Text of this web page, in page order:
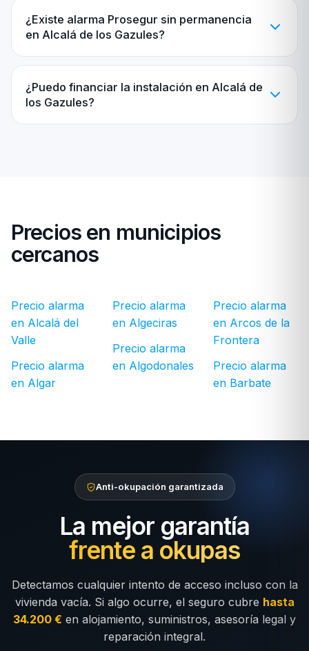
¿Existe alarma Prosegur sin permanencia
en Alcalá de los Gazules?
¿Puedo financiar la instalación en Alcalá de
los Gazules?
Precios en municipios
cercanos
Precio alarma
en Alcalá del
Valle
Precio alarma
en Algar
Precio alarma
en Algeciras
Precio alarma
en Algodonales
Precio alarma
en Arcos de la
Frontera
Precio alarma
en Barbate
Anti-okupación garantizada
La mejor garantía
frente a okupas
Detectamos cualquier intento de acceso incluso con la
vivienda vacía. Si algo ocurre, el seguro cubre hasta
34.200 € en alojamiento, suministros, asesoría legal y
reparación integral.